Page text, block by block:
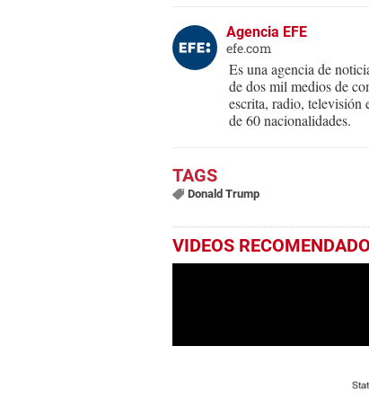
Agencia EFE
efe.com
Es una agencia de
de dos mil medios de
escrita, radio, televisión
de 60 nacionalidades.
Donald Trump
VIDEOS